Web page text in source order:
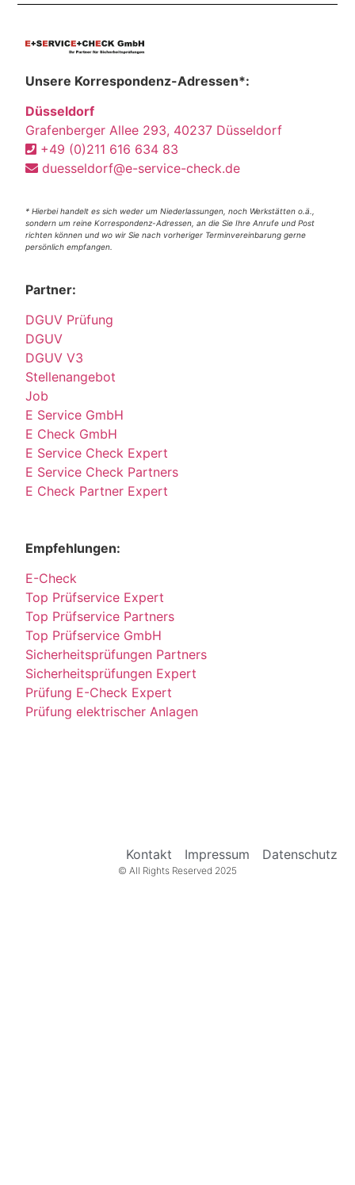
Unsere Korrespondenz-Adressen*:
Düsseldorf
Grafenberger Allee 293, 40237 Düsseldorf
+49 (0)211 616 634 83
duesseldorf@e-service-check.de
* Hierbei handelt es sich weder um Niederlassungen, noch Werkstätten o.ä.,
sondern um reine Korrespondenz-Adressen, an die Sie Ihre Anrufe und Post
richten können und wo wir Sie nach vorheriger Terminvereinbarung gerne
persönlich empfangen.
Partner:
DGUV Prüfung
DGUV
DGUV V3
Stellenangebot
Job
E Service GmbH
E Check GmbH
E Service Check Expert
E Service Check Partners
E Check Partner Expert
Empfehlungen:
E-Check
Top Prüfservice Expert
Top Prüfservice Partners
Top Prüfservice GmbH
Sicherheitsprüfungen Partners
Sicherheitsprüfungen Expert
Prüfung E-Check Expert
Prüfung elektrischer Anlagen
Kontakt Impressum Datenschutz
© All Rights Reserved 2025